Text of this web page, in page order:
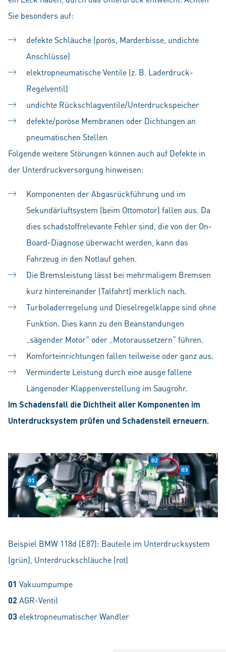
Sie besonders auf:
defekte Schläuche (porös, Marderbisse, undichte
Anschlüsse)
elektropneumatische Ventile (z. B. Laderdruck-
Regelventil)
undichte Rückschlagventile/Unterdruckspeicher
defekte/poröse Membranen oder Dichtungen an
pneumatischen Stellen
Folgende weitere Störungen können auch auf Defekte in
der Unterdruckversorgung hinweisen:
Komponenten der Abgasrückführung und im
Sekundärluftsystem (beim Ottomotor) fallen aus. Da
dies schadstoffrelevante Fehler sind, die von der On-
Board-Diagnose überwacht werden, kann das
Fahrzeug in den Notlauf gehen.
Die Bremsleistung lässt bei mehrmaligem Bremsen
kurz hintereinander (Talfahrt) merklich nach.
Turboladerregelung und Dieselregelklappe sind ohne
Funktion. Dies kann zu den Beanstandungen
„sägender Motor“ oder „Motoraussetzern“ führen.
Komforteinrichtungen fallen teilweise oder ganz aus.
Verminderte Leistung durch eine ausge fallene
Längenoder Klappenverstellung im Saugrohr.
Im Schadensfall die Dichtheit aller Komponenten im
Unterdrucksystem prüfen und Schadensteil erneuern.
Beispiel BMW 118d (E87): Bauteile im Unterdrucksystem
(grün), Unterdruckschläuche (rot)
01 Vakuumpumpe
02 AGR-Ventil
03 elektropneumatischer Wandler